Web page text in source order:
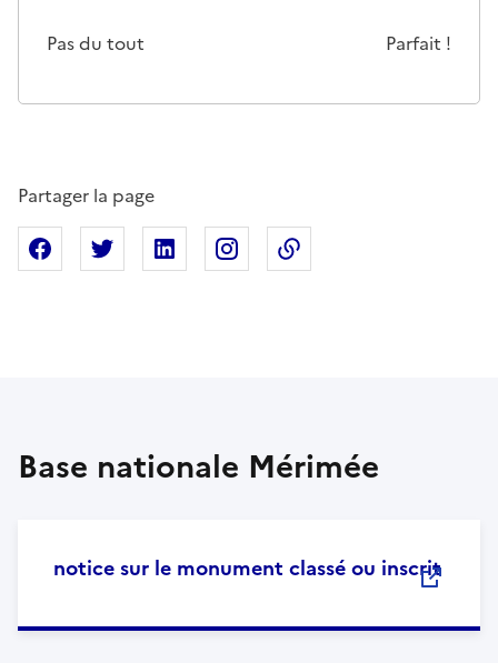
Pas du tout Parfait !
Partager la page
Partager sur Facebook
Partager sur XPartager sur Linkedin
Partager sur Instagram
Base nationale Mérimée
notice sur le monument classé ou inscrit